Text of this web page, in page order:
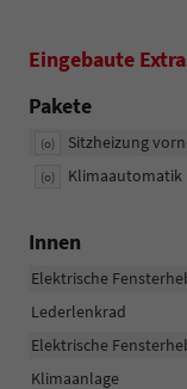
Eingebaute
Pakete
(o) Sitzheizung
(o) Klimaautomatik
Innen
Elektrische
Lederlenkrad
Elektrische
Klimaanlage